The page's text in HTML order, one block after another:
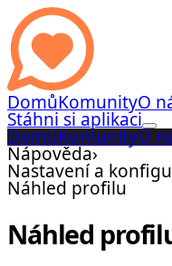
DomůKomunityO
Stáhni si aplikaci
DomůKomunityO
Nápověda›
Nastavení a
Náhled profilu
Náhled